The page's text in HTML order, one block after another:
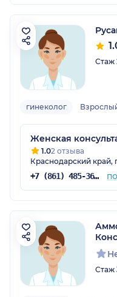
Стаж
гинеколог
Женская
1.02 отзыва
Краснодарский край,
+7 (861) 485-36-39
Стаж